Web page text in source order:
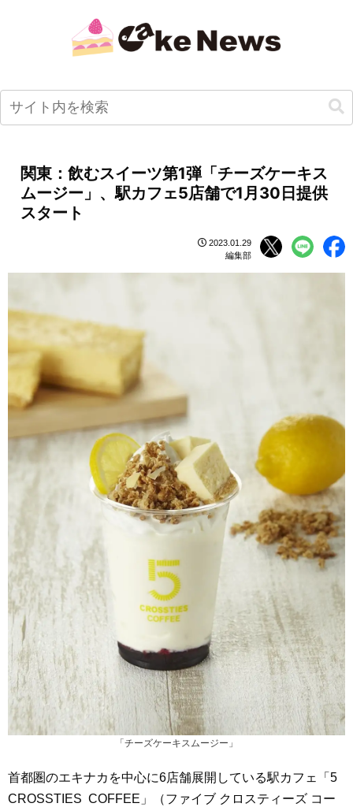
関東：飲むスイーツ第1弾「チーズケーキス
ムージー」、駅カフェ5店舗で1月30日提供
スタート
2023.01.29
編集部
「チーズケーキスムージー」
首都圏のエキナカを中心に6店舗展開している駅カフェ「5
CROSSTIES COFFEE」（ファイブ クロスティーズ コー